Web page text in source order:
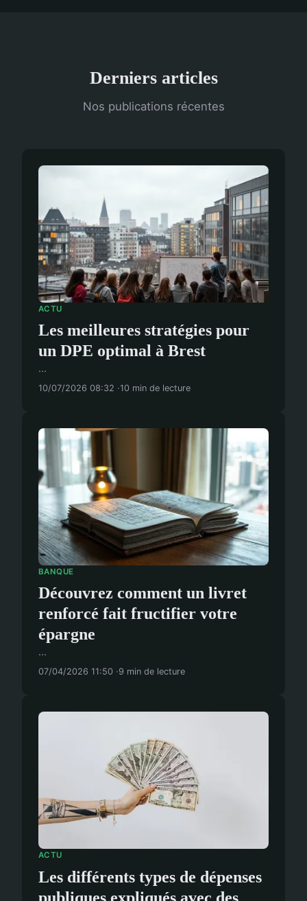
Derniers articles
Nos publications récentes
ACTU
Les meilleures stratégies pour
un DPE optimal à Brest
...
10/07/2026 08:32 10 min de lecture
BANQUE
Découvrez comment un livret
renforcé fait fructifier votre
épargne
...
07/04/2026 11:50 9 min de lecture
ACTU
Les différents types de dépenses
publiques expliqués avec des